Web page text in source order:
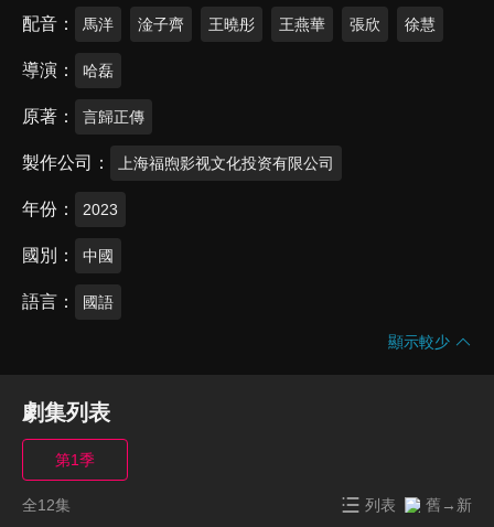
配音 馬洋 淦子齊 王曉彤 王燕華 張欣 徐慧
導演 哈磊
原著 言歸正傳
製作公司 上海福煦影视文化投资有限公司
年份 2023
國別 中國
語言 國語
顯示較少
劇集列表
第1季
全12集 列表 舊→新